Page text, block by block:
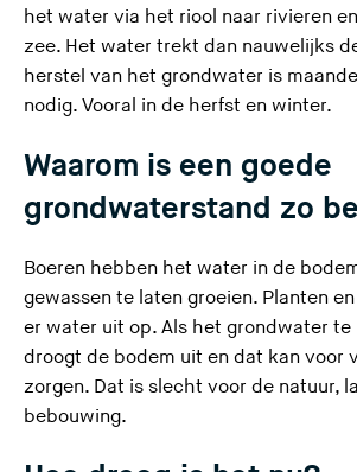
het water via het riool naar rivieren
zee. Het water trekt dan nauwelijks
herstel van het grondwater is
nodig. Vooral in de herfst en winter.
Waarom is een goede
grondwaterstand zo
Boeren hebben het water in de
gewassen te laten groeien. Planten
er water uit op. Als het grondwater te
droogt de bodem uit en dat kan voor
zorgen. Dat is slecht voor de natuur,
bebouwing.